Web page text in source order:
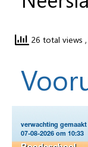
26 total views